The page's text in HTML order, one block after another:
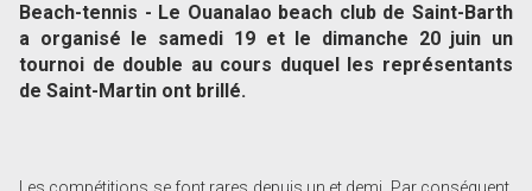
Beach-tennis - Le Ouanalao beach club de Saint-Barth
a organisé le samedi 19 et le dimanche 20 juin un
tournoi de double au cours duquel les représentants
de Saint-Martin ont brillé.